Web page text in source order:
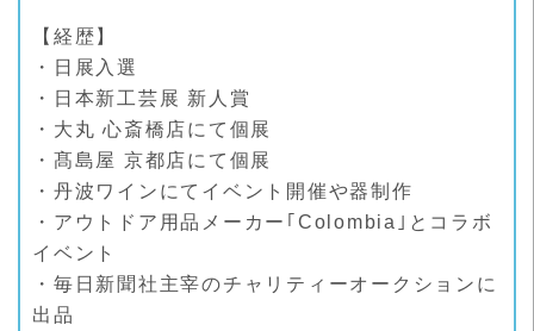
【経歴】
・日展入選
・日本新工芸展 新人賞
・大丸 心斎橋店にて個展
・髙島屋 京都店にて個展
・丹波ワインにてイベント開催や器制作
・アウトドア用品メーカー｢Colombia｣とコラボ
イベント
・毎日新聞社主宰のチャリティーオークションに
出品